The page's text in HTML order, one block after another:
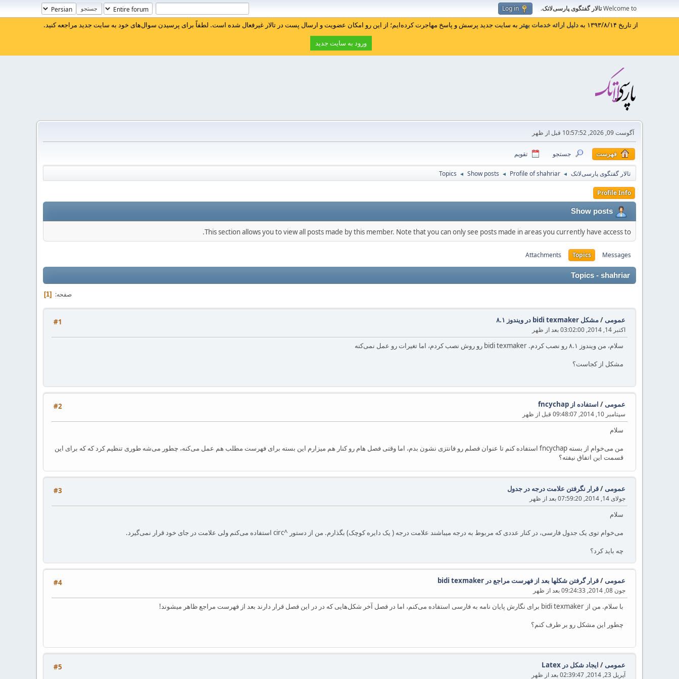
Welcome toتالار گفتگوی پارسی‌لاتک.
Log in
از تاریخ ۱۳۹۳/۸/۱۴ به دلیل ارائه خدمات بهتر به سایت جدید پرسش و پاسخ مهاجرت کرده‌ایم؛ از این رو امکان عضویت و ارسال پست در تالار غیرفعال شده است. لطفاً برای پرسیدن سوال‌های خود به سایت جدید مراجعه کنید.
ورود به سایت جدید
آگوست 09, 2026, 10:57:52 قبل از ظهر
فهرست جستجو تقویم
تالار گفتگوی پارسی‌لاتک ◄
Profile of shahriar
◄
Show posts
◄
Topics
Profile Info
Show posts
This section allows you to view all posts made by this member. Note that you can only see posts made in areas you currently have access to.
Messages
Topics
Attachments
Topics - shahriar
صفحه 1
#1 عمومی /مشکل bidi texmaker در ویندوز ۸.۱
اکتبر 14, 2014, 03:02:00 بعد از ظهر
سلام، من ویندوز ۸.۱ رو نصب کردم. bidi texmaker رو روش نصب کردم، اما تغیرات رو عمل نمی‌کنه
مشکل از کجاست؟
#2 عمومی/ استفاده از fncychap
سپتامبر 10, 2014, 09:48:07 قبل از ظهر
سلام
من می‌خوام از بسته fncychap استفاده کنم تا عنوان فصلم رو فانتزی نشون بدم، اما وقتی فصل هام رو کنار هم میزارم این بسته برای فهرست مطلب هم عمل می‌کنه، چطور می‌شه طوری تنظیم کرد که که برای این
قسمت این اتفاق نیفته؟
#3 عمومی /قرار نگرفتن علامت درجه در جدول
جولای 14, 2014, 07:59:20 بعد از ظهر
سلام
می‌خوام توی یک جدول فارسی، در کنار عددی که مربوط به درجه میباشند علامت درجه ( یک دایره کوچک) بگذارم. من از دستور ^circ استفاده می‌کنم ولی‌ علامت در جای خود قرار نمی‌گیرد.
چه باید کرد؟
#4 عمومی/قرار گرفتن شکلها بعد از فهرست مراجع در bidi texmaker
جون 08, 2014, 09:24:33 بعد از ظهر
با سلام. من از bidi texmaker برای نگارش پایان نامه به فارسی استفاده می‌کنم، اما در فصل آخر شکل‌هایی که در در این فصل قرار دارند بعد از فهرست مراجع ظاهر میشوند!
چطور این مشکل رو بر طرف کنم؟
#5 عمومی / ایجاد شکل در Latex
آپریل 23, 2014, 02:39:47 بعد از ظهر